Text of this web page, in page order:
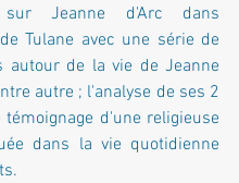
sur Jeanne d'Arc dans
Tulane avec une série de
autour de la vie de Jeanne
autre ; l'analyse de ses 2
d'une religieuse
dans la vie quotidienne